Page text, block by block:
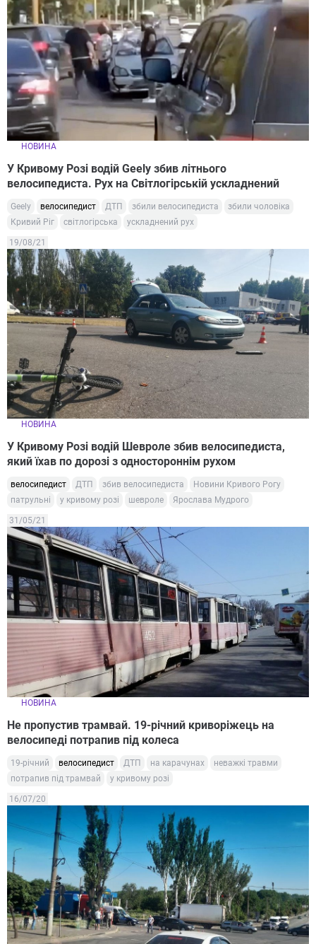
НОВИНА
У Кривому Розі водій Geely збив літнього
велосипедиста. Рух на Світлогірській ускладнений
Geely велосипедист ДТП збили велосипедиста
збили чоловіка
Кривий Ріг
світлогірська ускладнений рух
19/08/21
НОВИНА
У Кривому Розі водій Шевроле збив велосипедиста,
який їхав по дорозі з одностороннім рухом
велосипедист ДТП збив велосипедиста
Новини Кривого Рогу
патрульні
у кривому розі шевроле Ярослава Мудрого
31/05/21
НОВИНА
Не пропустив трамвай. 19-річний криворіжець на
велосипеді потрапив під колеса
19-річний велосипедист ДТП на карачунах
неважкі травми
потрапив під трамвай
у кривому розі
16/07/20